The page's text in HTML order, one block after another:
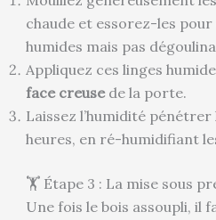
chaude et essorez-les pour
humides mais pas
Appliquez ces linges
face creusede la porte.
Laissez l’humidité
heures, en ré-humidifiant
🏋️ Étape 3 : La mise sous
Une fois le bois assoupli, il